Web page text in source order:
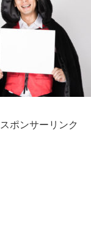
スポンサーリンク